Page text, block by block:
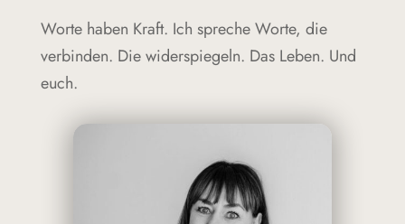
Worte haben Kraft. Ich spreche Worte, die
verbinden. Die widerspiegeln. Das Leben. Und
euch.